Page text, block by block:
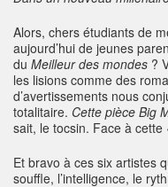
Alors, chers étudiants de
aujourd’hui de jeunes
du Meilleur des mondes ?
les lisions comme des
d’avertissements nous
totalitaire. Cette pièce Big
sait, le tocsin. Face à
Et bravo à ces six artistes
souffle, l’intelligence, le